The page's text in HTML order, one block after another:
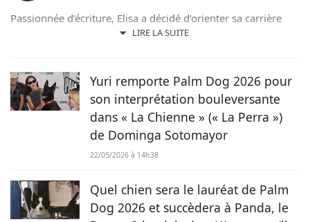
LIRE LA SUITE
Passionnée d’écriture, Elisa a décidé d’orienter sa carrière
professionnelle dans l’univers de la rédaction. Trouvant son
tout naturellement qu’elle prête sa plume à Chien.fr pour
vivre de ses deux passions.
Yuri remporte Palm Dog 2026 pour
son interprétation bouleversante
dans « La Chienne » (« La Perra »)
de Dominga Sotomayor
22/05/2026 à 14h38
Quel chien sera le lauréat de Palm
Dog 2026 et succèdera à Panda, le